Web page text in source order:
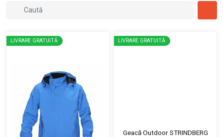
LIVRARE GRATUITĂ LIVRARE GRATUITĂ
Geacă Outdoor STRINDBERG